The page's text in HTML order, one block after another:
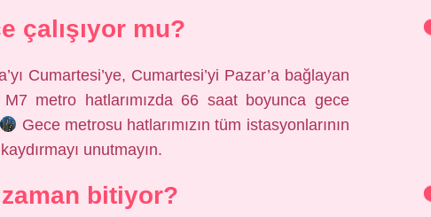
çalışıyor mu?
Cumartesi’ye, Cumartesi’yi Pazar’a bağlayan
metro hatlarımızda 66 saat boyunca gece
Gece metrosu hatlarımızın tüm istasyonlarının
unutmayın.
bitiyor?